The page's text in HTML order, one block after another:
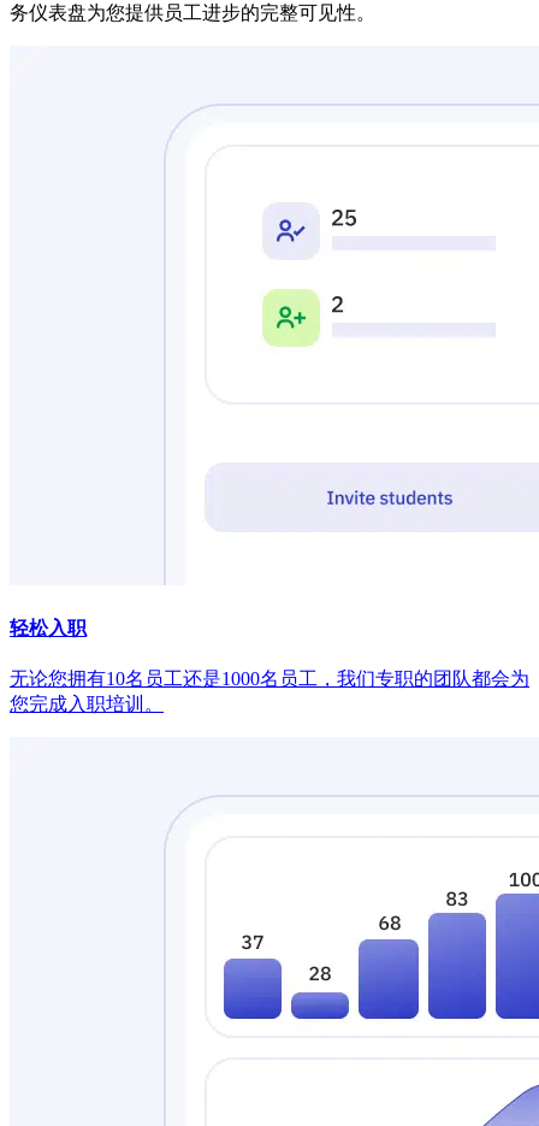
务仪表盘为您提供员工进步的完整可见性。
轻松入职
无论您拥有10名员工还是1000名员工，我们专职的团队都会为
您完成入职培训。